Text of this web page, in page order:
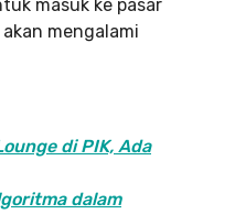
masuk ke pasar
mengalami
di PIK, Ada
dalam